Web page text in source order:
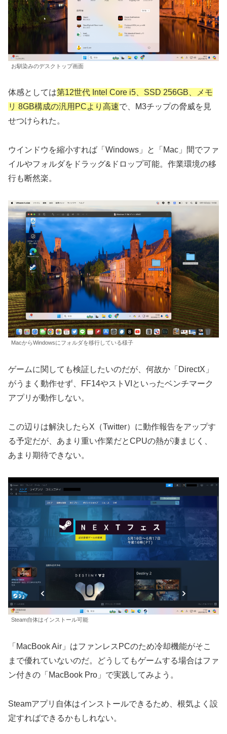
お馴染みのデスクトップ画面
体感としては第12世代 Intel Core i5、SSD 256GB、メモ
リ 8GB構成の汎用PCより高速で、M3チップの脅威を見
せつけられた。
ウインドウを縮小すれば「Windows」と「Mac」間でファ
イルやフォルダをドラッグ&ドロップ可能。作業環境の移
行も断然楽。
MacからWindowsにフォルダを移行している様子
ゲームに関しても検証したいのだが、何故か「DirectX」
がうまく動作せず、FF14やストVIといったベンチマーク
アプリが動作しない。
この辺りは解決したらX（Twitter）に動作報告をアップす
る予定だが、あまり重い作業だとCPUの熱が凄まじく、
あまり期待できない。
Steam自体はインストール可能
「MacBook Air」はファンレスPCのため冷却機能がそこ
まで優れていないのだ。どうしてもゲームする場合はファ
ン付きの「MacBook Pro」で実践してみよう。
Steamアプリ自体はインストールできるため、根気よく設
定すればできるかもしれない。